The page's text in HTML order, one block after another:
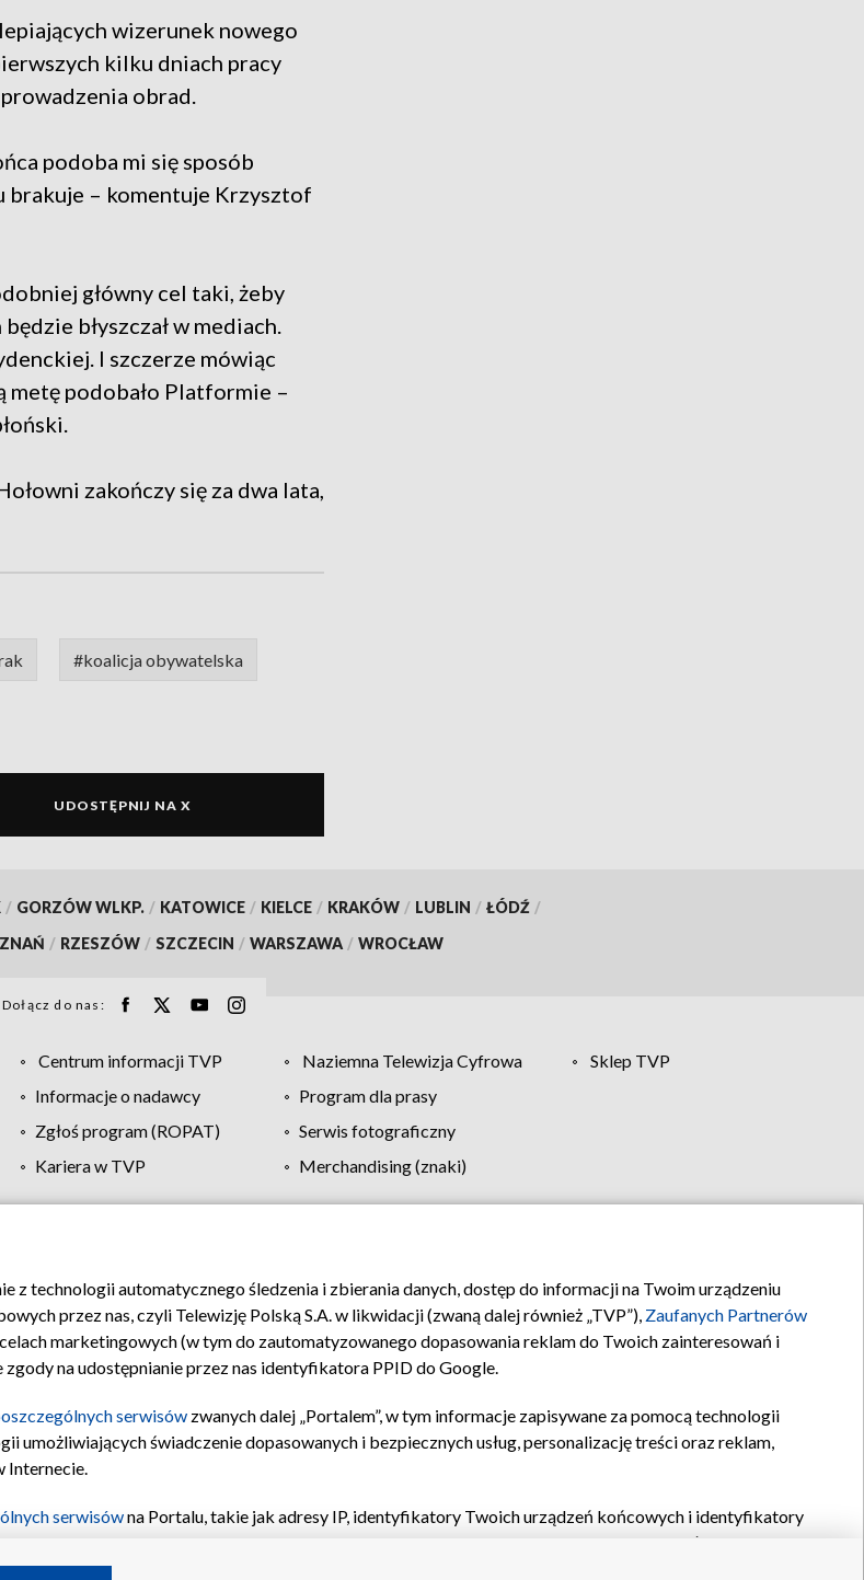
wizerunek nowego
kilku dniach pracy
obrad.
podoba mi się sposób
brakuje – komentuje Krzysztof
główny cel taki, żeby
błyszczał w mediach.
I szczerze mówiąc
metę podobało Platformie –
zakończy się za dwa lata,
#koalicja obywatelska
UDOSTĘPNIJ NA X
/ GORZÓW WLKP. / KATOWICE / KIELCE / KRAKÓW / LUBLIN / ŁÓDŹ /
/ RZESZÓW / SZCZECIN / WARSZAWA / WROCŁAW
Dołącz do nas:
Centrum informacji TVP Naziemna Telewizja Cyfrowa
Sklep TVP
Informacje o nadawcy
Program dla prasy
Zgłoś program (ROPAT)
Serwis fotograficzny
Kariera w TVP
Merchandising (znaki)
Moje zgody Pomoc Biuro reklamy Kontakt
z technologii automatycznego śledzenia i zbierania danych, dostęp do informacji na Twoim urządzeniu
przez nas, czyli Telewizję Polską S.A. w likwidacji (zwaną dalej również „TVP”), Zaufanych Partnerów
marketingowych (w tym do zautomatyzowanego dopasowania reklam do Twoich zainteresowań i
na udostępnianie przez nas identyfikatora PPID do Google.
serwisów zwanych dalej „Portalem”, w tym informacje zapisywane za pomocą technologii
świadczenie dopasowanych i bezpiecznych usług, personalizację treści oraz reklam,
Internecie.
serwisówna Portalu, takie jak adresy IP, identyfikatory Twoich urządzeń końcowych i identyfikatory
oraz pozostałych
na urządzeniu lub dostęp do nich, wyboru podstawowych reklam, wyboru spersonalizowanych